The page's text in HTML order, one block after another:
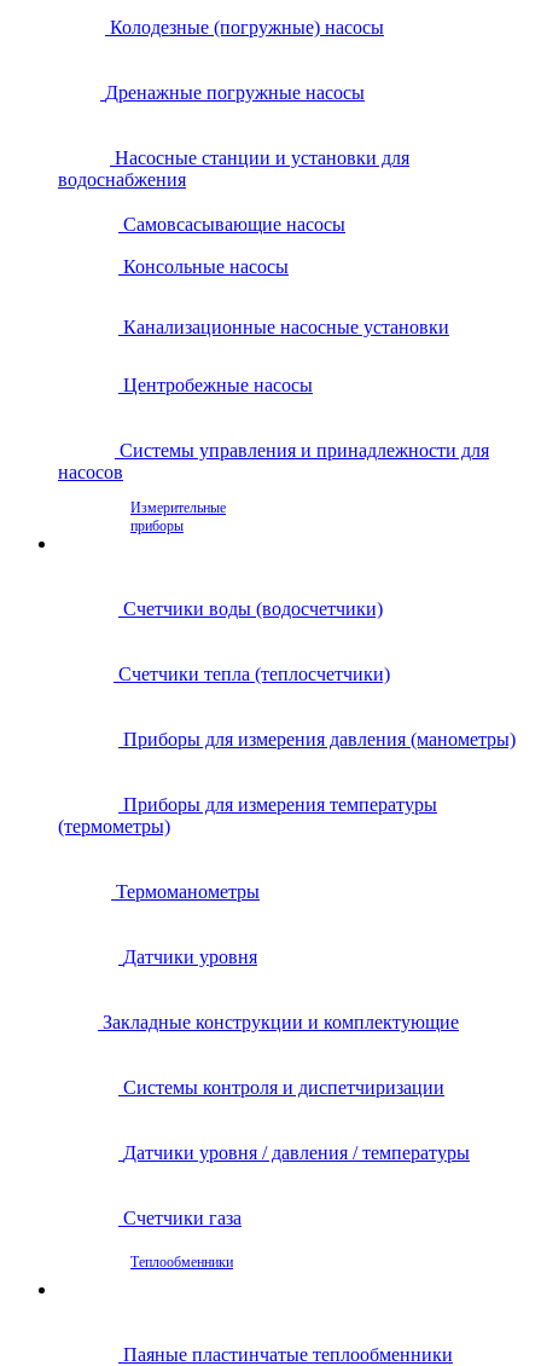
Колодезные (погружные) насосы
Дренажные погружные насосы
Насосные станции и установки для
водоснабжения
Самовсасывающие насосы
Консольные насосы
Канализационные насосные установки
Центробежные насосы
Системы управления и принадлежности для
насосов
Измерительные
приборы
Счетчики воды (водосчетчики)
Счетчики тепла (теплосчетчики)
Приборы для измерения давления (манометры)
Приборы для измерения температуры
(термометры)
Термоманометры
Датчики уровня
Закладные конструкции и комплектующие
Системы контроля и диспетчиризации
Датчики уровня / давления / температуры
Счетчики газа
Теплообменники
Паяные пластинчатые теплообменники